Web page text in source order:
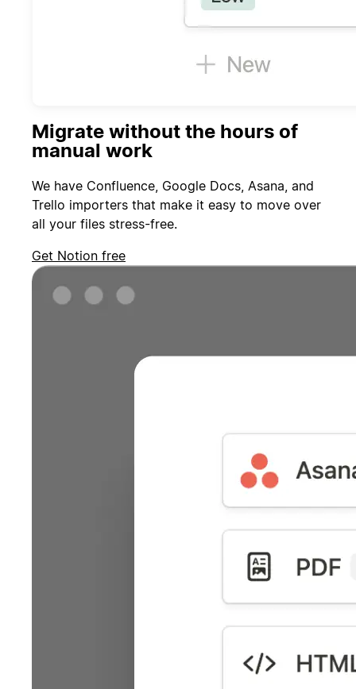
Migrate without the hours of
manual work
We have Confluence, Google Docs, Asana, and
Trello importers that make it easy to move over
all your files stress-free.
Get Notion free